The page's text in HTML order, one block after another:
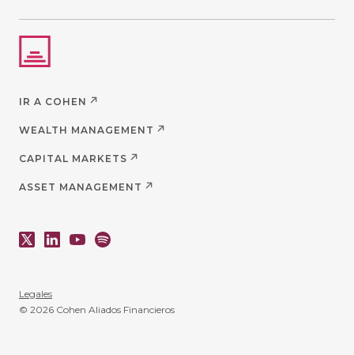
IR A COHEN
WEALTH MANAGEMENT
CAPITAL MARKETS
ASSET MANAGEMENT
Legales
© 2026 Cohen Aliados Financieros